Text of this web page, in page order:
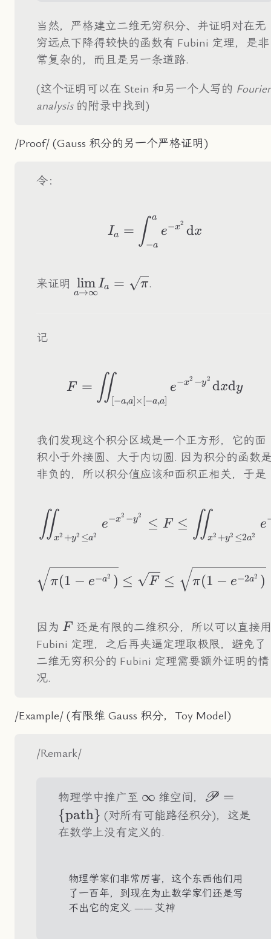
当然，严格建立二维无穷积分、并证明对在无
穷远点下降得较快的函数有 Fubini 定理，是非
常复杂的，而且是另一条道路.
(这个证明可以在 Stein 和另一个人写的 Fourier
analysis的附录中找到)
/Proof/ (Gauss 积分的另一个严格证明)
令：
I_a=\int_{-
Ia = ∫−a
a
e−x2 dx
来证明 \underset{a\to\infty}
{\lim}I_a=\sqrt{\pi}
a→∞
lim Ia = π.
记
F=\iint_{[-
F = ∬[−a,a]× [−a,a]
e−x2 −y2 dxdy
我们发现这个积分区域是一个正方形，它的面
积小于外接圆、大于内切圆. 因为积分的函数
非负的，所以积分值应该和面积正相关，于是
\begin{aligned}
∬x2 +y2 ≤a2
e−x2 −y2 ≤ F ≤ ∬x2 +y2 ≤2a2
e
π(1 − e−a2 ) ≤ F ≤ π(1 − e−2a2 )
因为 F
F 还是有限的二维积分，所以可以直接
Fubini 定理，之后再夹逼定理取极限，避免了
二维无穷积分的 Fubini 定理需要额外证明的情
况.
/Example/ (有限维 Gauss 积分，Toy Model)
/Remark/
物理学中推广至 \infty
∞ 维空间， P =
{path} (对所有可能路径积分)，这是
在数学上没有定义的.
物理学家们非常厉害，这个东西他们用
了一百年，到现在为止数学家们还是写
不出它的定义. —— 艾神